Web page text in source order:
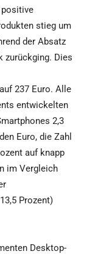
stieg um
der Absatz
zurückging. Dies
237 Euro. Alle
entwickelten
2,3
Euro, die Zahl
auf knapp
im Vergleich
Prozent)
Desktop-